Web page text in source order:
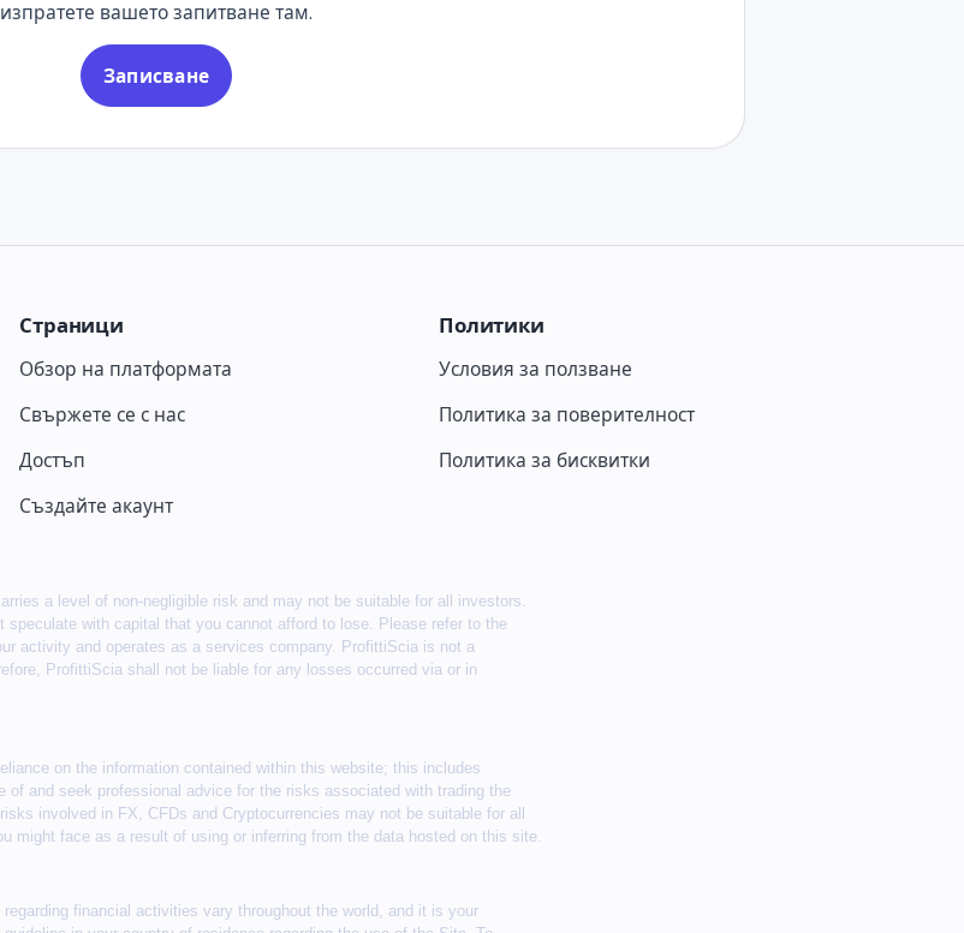
изпратете вашето запитване там.
Записване
Страници
Обзор на платформата
Свържете се с нас
Достъп
Създайте акаунт
Политики
Условия за ползване
Политика за поверителност
Политика за бисквитки